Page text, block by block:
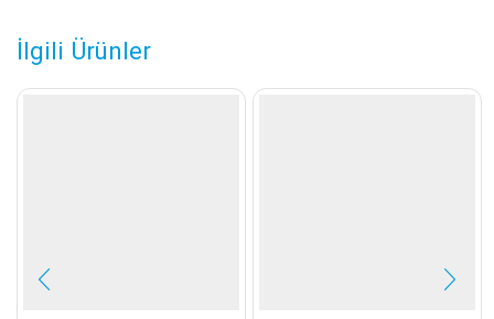
İlgili Ürünler